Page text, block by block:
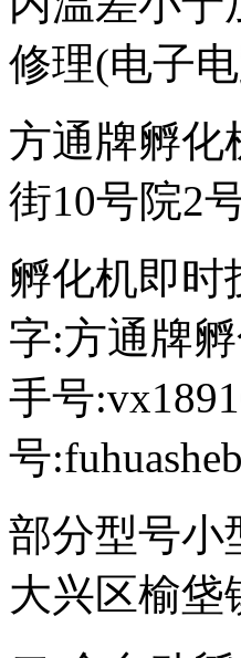
修理(电子
方通牌孵化
街10号院2
孵化机即时
字:方通牌
手号
号
部分型号小
大兴区榆垡